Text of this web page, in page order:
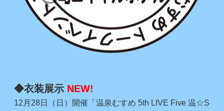
◆衣装展示 NEW!
12月28日（日）開催「温泉むすめ 5th LIVE Five 温☆S